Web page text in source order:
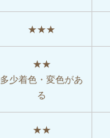
★★★
★★
多少着色・変色があ
る
★★